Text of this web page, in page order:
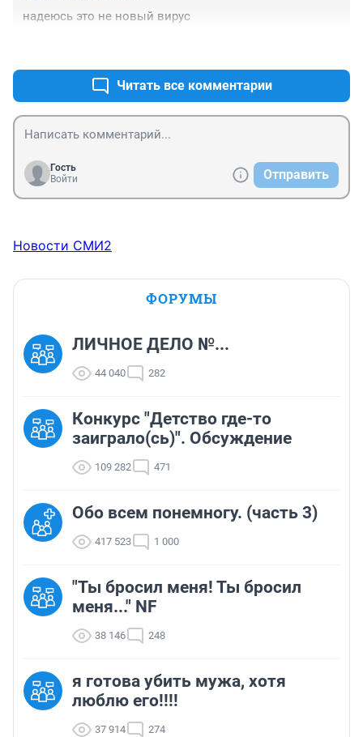
надеюсь это не новый вирус
Читать все комментарии
Гость
Войти
Отправить
Новости СМИ2
ФОРУМЫ
ЛИЧНОЕ ДЕЛО №...
44 040 282
Конкурс "Детство где-то
заиграло(сь)". Обсуждение
109 282 471
Обо всем понемногу. (часть 3)
417 523 1 000
"Ты бросил меня! Ты бросил
меня..." NF
38 146 248
я готова убить мужа, хотя
люблю его!!!!
37 914 274